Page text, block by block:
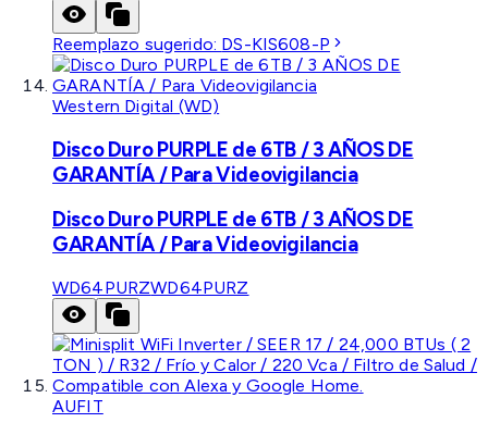
Reemplazo sugerido: DS-KIS608-P
Western Digital (WD)
Disco Duro PURPLE de 6TB / 3 AÑOS DE
GARANTÍA / Para Videovigilancia
Disco Duro PURPLE de 6TB / 3 AÑOS DE
GARANTÍA / Para Videovigilancia
WD64PURZWD64PURZ
AUFIT